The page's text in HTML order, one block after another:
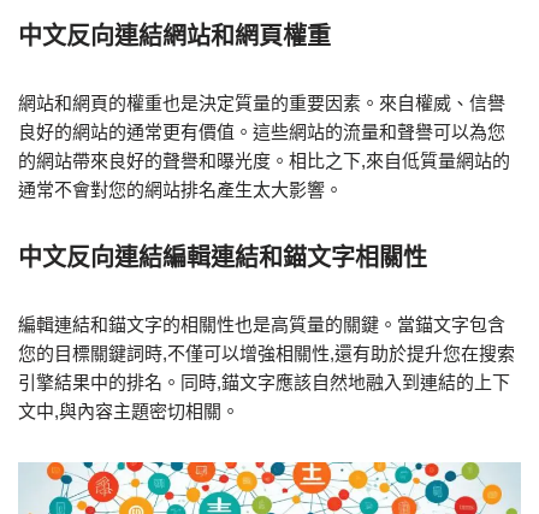
中文反向連結網站和網頁權重
網站和網頁的權重也是決定質量的重要因素。來自權威、信譽
良好的網站的通常更有價值。這些網站的流量和聲譽可以為您
的網站帶來良好的聲譽和曝光度。相比之下,來自低質量網站的
通常不會對您的網站排名產生太大影響。
中文反向連結編輯連結和錨文字相關性
編輯連結和錨文字的相關性也是高質量的關鍵。當錨文字包含
您的目標關鍵詞時,不僅可以增強相關性,還有助於提升您在搜索
引擎結果中的排名。同時,錨文字應該自然地融入到連結的上下
文中,與內容主題密切相關。